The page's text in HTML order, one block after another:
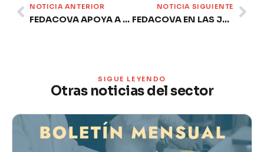
NOTICIA ANTERIOR
FEDACOVA APOYA A SUS EMPRESAS EN ALIMENTARIA
NOTICIA SIGUIENTE
FEDACOVA EN LAS JORNADAS CIENTÍFICO-EMPRESARIALES SOBRE BIOECONOMÍA AZUL DE LA UCV
SIGUE LEYENDO
Otras noticias del sector